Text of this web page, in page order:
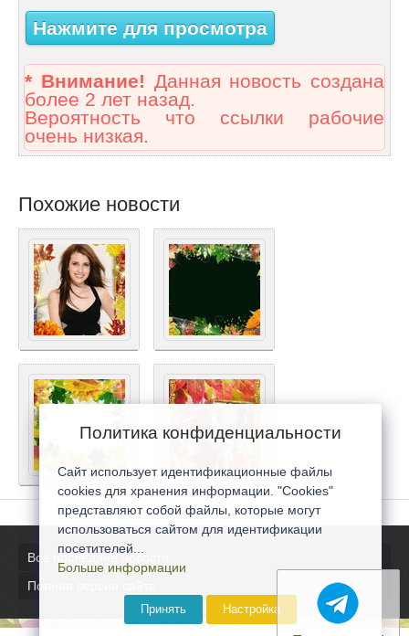
Нажмите для просмотра
* Внимание! Данная новость создана
более 2 лет назад.
Вероятность что ссылки рабочие
очень низкая.
Похожие новости
Все последние новости
Полная версия сайта
Политика конфиденциальности
Сайт использует идентификационные файлы
cookies для хранения информации. "Cookies"
представляют собой файлы, которые могут
использоваться сайтом для идентификации
посетителей...
Больше информации
Принять Настройка